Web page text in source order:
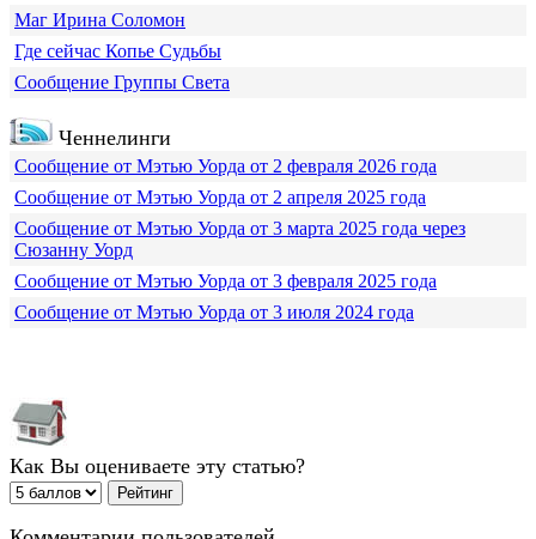
Маг Ирина Соломон
Где сейчас Копье Судьбы
Сообщение Группы Света
Ченнелинги
Сообщение от Мэтью Уорда от 2 февраля 2026 года
Сообщение от Мэтью Уорда от 2 апреля 2025 года
Сообщение от Мэтью Уорда от 3 марта 2025 года через
Сюзанну Уорд
Сообщение от Мэтью Уорда от 3 февраля 2025 года
Сообщение от Мэтью Уорда от 3 июля 2024 года
Как Вы оцениваете эту статью?